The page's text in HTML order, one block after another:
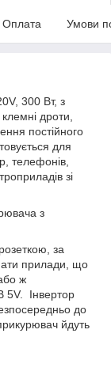
Оплата Умови
300 Вт, з
дроти,
постійного
для
телефонів,
зі
з
за
прилади, що
ж
5V. Інвертор
до
йдуть